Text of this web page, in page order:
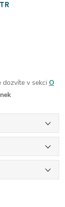
dozvíte v sekci O